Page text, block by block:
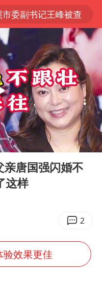
委副书记王峰被查
+”促就业创业新路
亿美元关税
24小时不关空调 电费反而更低？
维持强台风级！白海豚直奔华东沿海
五下午弹性离岗
李亚鹏向地铁吐血女孩捐99999元
工“应休尽休”的底气
”摩天轮附近2人落水
儿科医生漏诊获刑：我认错但不能认罪
如何把百年大党建设得更加坚强有力
08:19
唐国强闪婚不
这样
2
效果更佳